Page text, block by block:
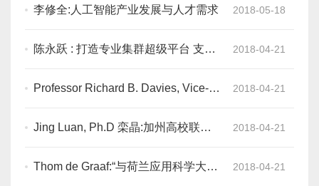
李修全:人工智能产业发展与人才需求 2018-05-18
陈永跃 : 打造专业集群超级平台 支撑
2018-04-21
Professor Richard B. Davies, Vice-
through in
2018-04-21
Jing Luan, Ph.D 栾晶:加州高校联盟
2018-04-21
Thom de Graaf:“与荷兰应用科学大学
2018-04-21